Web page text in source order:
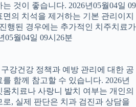
것이 좋습니다. 2026년05월04일 09
의 치석을 제거하는 기본 관리이지
행된 경우에는 추가적인 치주치료가
05월04일 09시26분
구강건강 정책과 예방 관리에 대한 공
를 함께 참고할 수 있습니다. 2026년
몸치료나 사랑니 발치 여부는 개인의
, 실제 판단은 치과 검진과 상담을